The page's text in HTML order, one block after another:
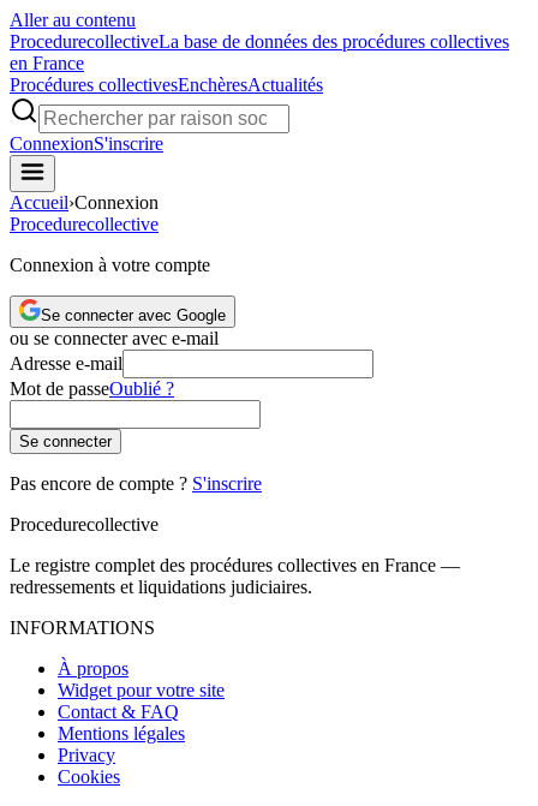
Aller au contenu
ProcedurecollectiveLa base de données des procédures collectives
en France
Procédures collectivesEnchèresActualités
ConnexionS'inscrire
Accueil›Connexion
Procedurecollective
Connexion à votre compte
Se connecter avec Google
ou se connecter avec e-mail
Adresse e-mail
Mot de passeOublié ?
Se connecter
Pas encore de compte ? S'inscrire
Procedurecollective
Le registre complet des procédures collectives en France —
redressements et liquidations judiciaires.
INFORMATIONS
À propos
Widget pour votre site
Contact & FAQ
Mentions légales
Privacy
Cookies